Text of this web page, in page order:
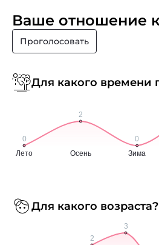
Ваше отношение
Проголосовать
Для какого времени
Для какого возраста?